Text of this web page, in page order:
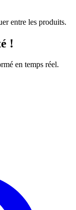
entre les produits.
!
en temps réel.